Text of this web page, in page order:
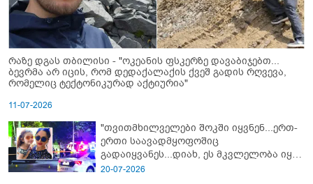
რაზე დგას თბილისი - "ოკეანის ფსკერზე დავაბიჯებთ...
ბევრმა არ იცის, რომ დედაქალაქის ქვეშ გადის რღვევა,
რომელიც ტექტონიკურად აქტიურია"
11-07-2026
"თვითმხილველები შოკში იყვნენ...ერთ-
ერთი საავადმყოფოშიც
გადაიყვანეს...დიახ, ეს მკვლელობა იყო"
- გორში დატრიალებული ტრაგედიის
20-07-2026